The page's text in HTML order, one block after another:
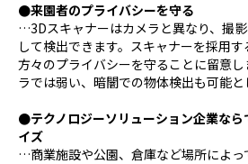
●来園者のプライバシーを守る
…3Dスキャナーはカメラと異なり、撮
して検出できます。スキャナーを採用
方々のプライバシーを守ることに留意
ラでは弱い、暗闇での物体検出も可能と
●テクノロジーソリューション企業な
イズ
…商業施設や公園、倉庫など場所によっ